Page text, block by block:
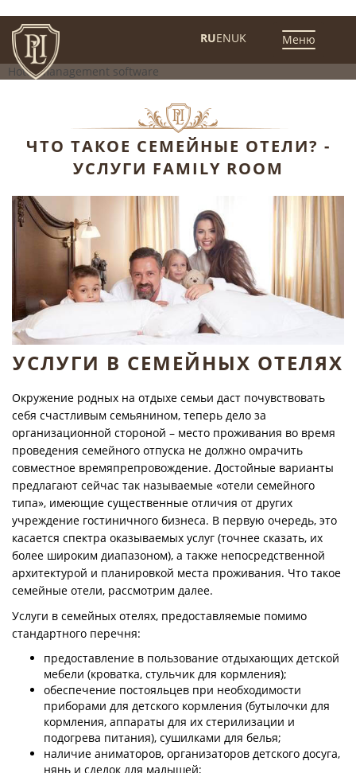
RUENUK Menu
Меню
Hotel management software
ЧТО ТАКОЕ СЕМЕЙНЫЕ ОТЕЛИ? -
УСЛУГИ FAMILY ROOM
УСЛУГИ В СЕМЕЙНЫХ ОТЕЛЯХ
Окружение родных на отдыхе семьи даст почувствовать
себя счастливым семьянином, теперь дело за
организационной стороной – место проживания во время
проведения семейного отпуска не должно омрачить
совместное времяпрепровождение. Достойные варианты
предлагают сейчас так называемые «отели семейного
типа», имеющие существенные отличия от других
учреждение гостиничного бизнеса. В первую очередь, это
касается спектра оказываемых услуг (точнее сказать, их
более широким диапазоном), а также непосредственной
архитектурой и планировкой места проживания. Что такое
семейные отели, рассмотрим далее.
Услуги в семейных отелях, предоставляемые помимо
стандартного перечня:
предоставление в пользование отдыхающих детской
мебели (кроватка, стульчик для кормления);
обеспечение постояльцев при необходимости
приборами для детского кормления (бутылочки для
кормления, аппараты для их стерилизации и
подогрева питания), сушилками для белья;
наличие аниматоров, организаторов детского досуга,
нянь и сделок для малышей;